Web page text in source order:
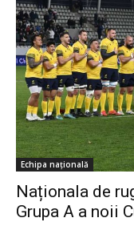
Echipa națională
Naționala de
Grupa A a noii